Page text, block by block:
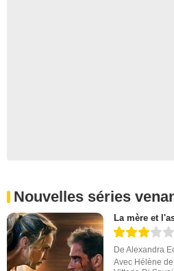
Nouvelles séries
La mère et
DeAlexandra
Avec Hélène